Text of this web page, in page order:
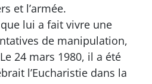
et l’armée.
lui a fait vivre une
de manipulation,
24 mars 1980, il a été
l’Eucharistie dans la